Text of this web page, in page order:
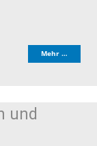
Mehr …
und